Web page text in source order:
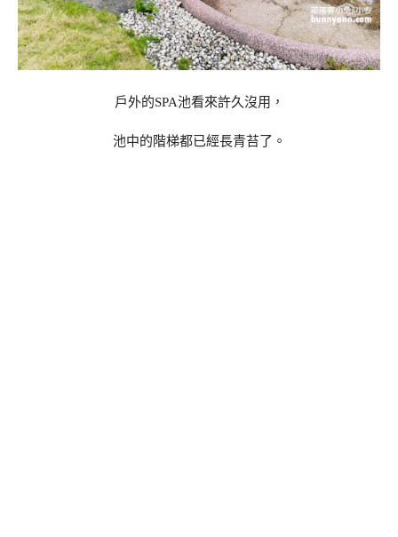
戶外的SPA池看來許久沒用，
池中的階梯都已經長青苔了。